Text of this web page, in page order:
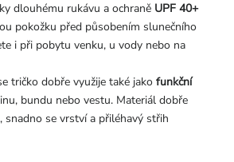
dlouhému rukávu a ochraně UPF 40+
pokožku před působením slunečního
i při pobytu venku, u vody nebo na
tričko dobře využije také jako funkční
bundu nebo vestu. Materiál dobře
se vrství a přiléhavý střih